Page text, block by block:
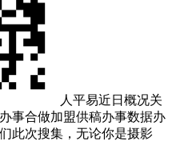
人平易近日概况关
事合做加盟供稿办事数据办
此次搜集，无论你是摄影